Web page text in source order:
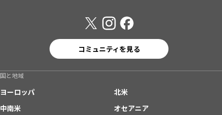
コミュニティを見る
国と地域
ヨーロッパ
北米
中南米
オセアニア